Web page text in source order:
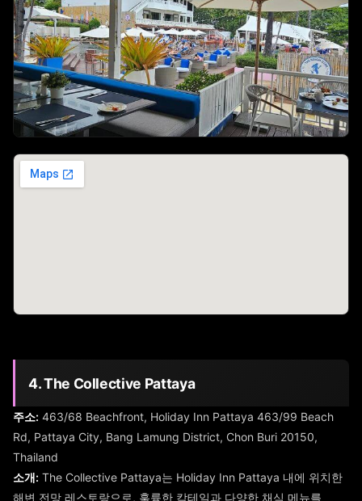
4. The Collective Pattaya
주소: 463/68 Beachfront, Holiday Inn Pattaya 463/99 Beach
Rd, Pattaya City, Bang Lamung District, Chon Buri 20150,
Thailand
소개: The Collective Pattaya는 Holiday Inn Pattaya 내에 위치한
해변 전망 레스토랑으로, 훌륭한 칵테일과 다양한 채식 메뉴를